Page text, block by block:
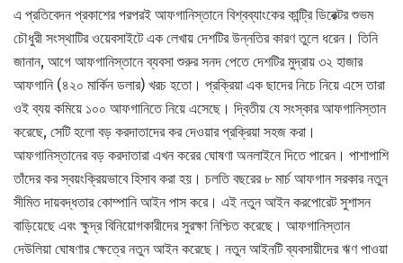
এ প্রতিবেদন প্রকাশের পরপরই আফগানিস্তানে বিশ্বব্যাংকের কান্ট্রি ডিরেক্টর শুভম
চৌধুরী সংস্থাটির ওয়েবসাইটে এক লেখায় দেশটির উন্নতির কারণ তুলে ধরেন। তিনি
জানান, আগে আফগানিস্তানে ব্যবসা শুরুর সনদ পেতে দেশটির মুদ্রায় ৩২ হাজার
আফগানি (৪২০ মার্কিন ডলার) খরচ হতো। প্রক্রিয়া এক ছাদের নিচে নিয়ে এসে তারা
ওই ব্যয় কমিয়ে ১০০ আফগানিতে নিয়ে এসেছে। দ্বিতীয় যে সংস্কার আফগানিস্তান
করেছে, সেটি হলো বড় করদাতাদের কর দেওয়ার প্রক্রিয়া সহজ করা।
আফগানিস্তানের বড় করদাতারা এখন করের ঘোষণা অনলাইনে দিতে পারেন। পাশাপাশি
তাঁদের কর স্বয়ংক্রিয়ভাবে হিসাব করা হয়। চলতি বছরের ৮ মার্চ আফগান সরকার নতুন
সীমিত দায়বদ্ধতার কোম্পানি আইন পাস করে। এই নতুন আইন করপোরেট সুশাসন
বাড়িয়েছে এবং ক্ষুদ্র বিনিয়োগকারীদের সুরক্ষা নিশ্চিত করেছে। আফগানিস্তান
দেউলিয়া ঘোষণার ক্ষেত্রে নতুন আইন করেছে। নতুন আইনটি ব্যবসায়ীদের ঋণ পাওয়া